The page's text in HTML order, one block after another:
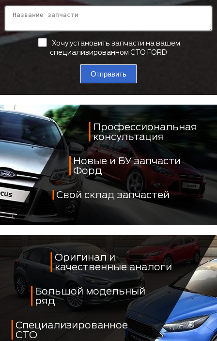
Хочу установить запчасти на вашем
специализированном СТО FORD
Отправить
Профессиональная
консультация
Новые и БУ запчасти
Форд
Свой склад запчастей
Оригинал и
качественные аналоги
Большой модельный
ряд
Специализированное
СТО